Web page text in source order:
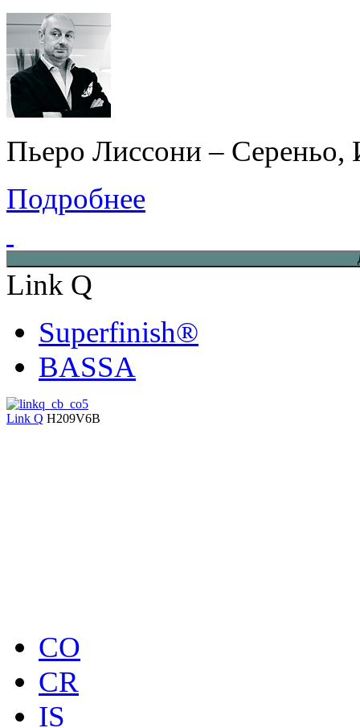
Пьеро Лиссони – Сереньо,
Подробнее
Link Q
Superfinish®
BASSA
Link Q H209V6B
CO
CR
IS